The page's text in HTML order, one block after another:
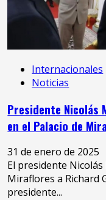
Internacionales
Noticias
Presidente Nicolás
en el Palacio de
31 de enero de 2025
El presidente
Miraflores a Richard
presidente...